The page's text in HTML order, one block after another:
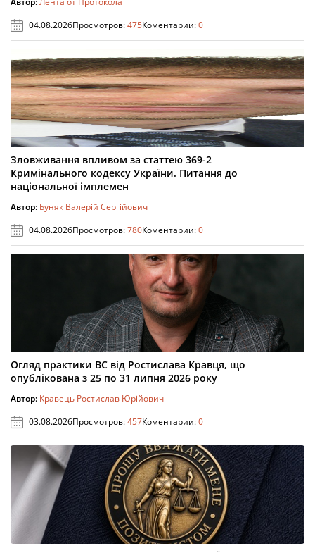
04.08.2026Просмотров:475Коментарии:0
Зловживання впливом за статтею 369-2
Кримінального кодексу України. Питання до
національної імплемен
Автор: Буняк Валерій Сергійович
04.08.2026Просмотров:780Коментарии:0
Огляд практики ВС від Ростислава Кравця, що
опублікована з 25 по 31 липня 2026 року
Автор: Кравець Ростислав Юрійович
03.08.2026Просмотров:457Коментарии:0